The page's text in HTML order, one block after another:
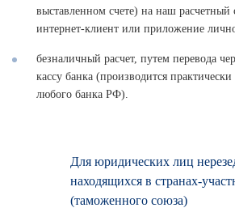
выставленном счете) на наш расчетный
интернет-клиент или приложение
безналичный расчет, путем перевода
кассу банка (производится
любого банка РФ).
Для юридических лиц
находящихся в странах-
(таможенного союза)